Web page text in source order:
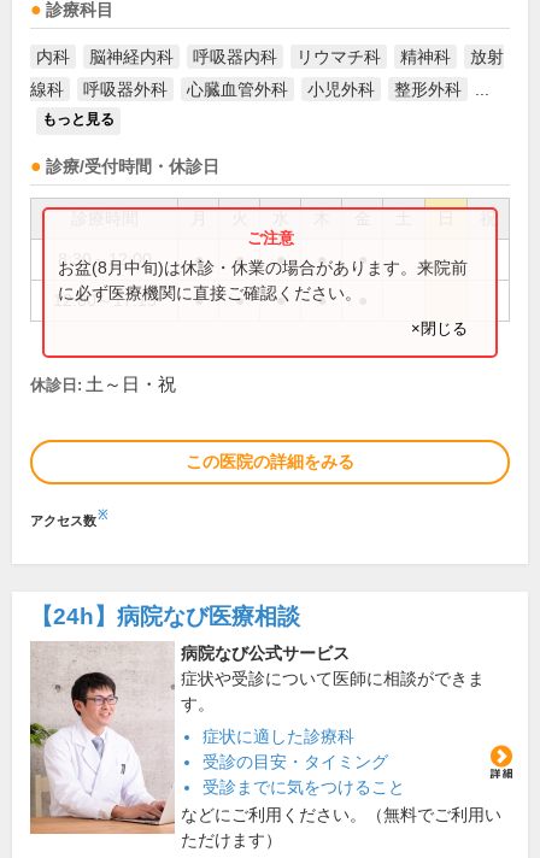
診療科目
内科 脳神経内科 呼吸器内科 リウマチ科 精神科
放射
線科
呼吸器外科 心臓血管外科 小児外科 整形外科
もっと見る
診療/受付時間・休診日
祝
8:30～12:00 ● ● ● ● ●
12:00～17:15 ● ● ● ●
お盆(8月中旬)は休診・休業の場合があります。来院前
に必ず医療機関に直接ご確認ください。
×閉じる
休診日: 土～日・祝
この医院の詳細をみる
アクセス数※
【24h】 病院なび医療相談
病院なび公式サービス
症状や受診について医師に相談ができま
す。
症状に適した診療科
受診の目安・タイミング
受診までに気をつけること
などにご利用ください。（無料でご利用い
ただけます）